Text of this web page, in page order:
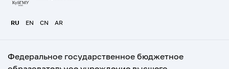
RU EN CN AR
Федеральное государственное бюджетное